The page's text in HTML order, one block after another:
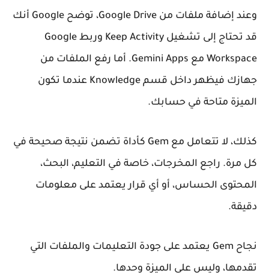
وعند إضافة ملفات من Google Drive، توضح Google أنك
قد تحتاج إلى تشغيل Keep Activity
وربط Google
Workspace مع Gemini Apps. أما رفع الملفات من
جهازك فيظهر داخل قسم Knowledge عندما تكون
الميزة متاحة في حسابك.
كذلك، لا تتعامل مع Gem كأداة تضمن نتيجة صحيحة في
كل مرة. راجع المخرجات، خاصة في التعليم، البحث،
المحتوى الحساس، أو أي قرار يعتمد على معلومات
دقيقة.
نجاح Gem يعتمد على جودة التعليمات والملفات التي
تقدمها، وليس على الميزة وحدها.